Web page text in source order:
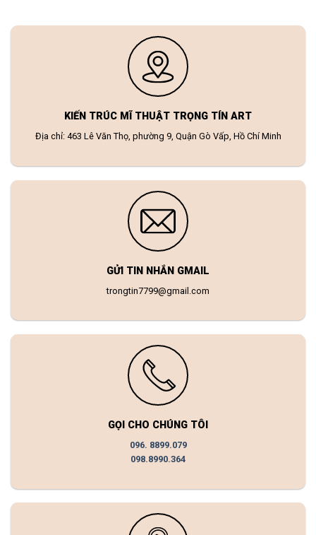
KIẾN TRÚC MĨ THUẬT TRỌNG TÍN ART
Địa chỉ: 463 Lê Văn Thọ, phường 9, Quận Gò Vấp, Hồ Chí Minh
GỬI TIN NHẮN GMAIL
trongtin7799@gmail.com
GỌI CHO CHÚNG TÔI
096. 8899.079
098.8990.364